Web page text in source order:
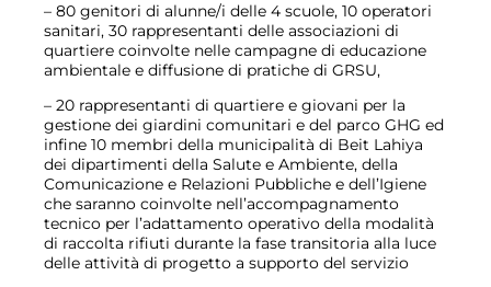
– 80 genitori di alunne/i delle 4 scuole, 10 operatori
sanitari, 30 rappresentanti delle associazioni di
quartiere coinvolte nelle campagne di educazione
ambientale e diffusione di pratiche di GRSU,
– 20 rappresentanti di quartiere e giovani per la
gestione dei giardini comunitari e del parco GHG ed
infine 10 membri della municipalità di Beit Lahiya
dei dipartimenti della Salute e Ambiente, della
Comunicazione e Relazioni Pubbliche e dell’Igiene
che saranno coinvolte nell’accompagnamento
tecnico per l’adattamento operativo della modalità
di raccolta rifiuti durante la fase transitoria alla luce
delle attività di progetto a supporto del servizio